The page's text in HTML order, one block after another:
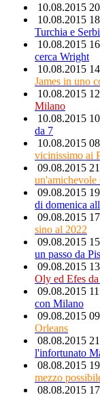
10.08.2015
10.08.2015
Turchia e
10.08.2015
cerca Wright
10.08.2015
James in uno
10.08.2015
Milano
10.08.2015
da 7
10.08.2015
vicinissimo ai
09.08.2015
un'amichevole
09.08.2015
di domenica
09.08.2015
sino al 2022
09.08.2015
un passo da
09.08.2015
Oly ed Efes da
09.08.2015
con Milano
09.08.2015
Orleans
08.08.2015
l'infortunato
08.08.2015
mezzo
08.08.2015